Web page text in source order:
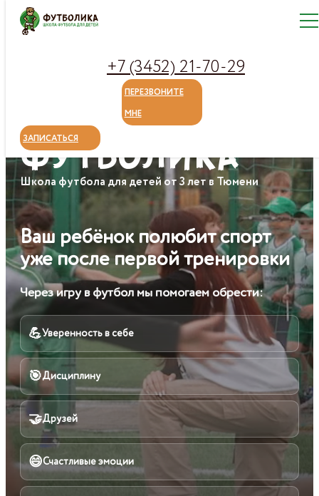
+7 (3452) 21-70-29
ПЕРЕЗВОНИТЕ
МНЕ
ЗАПИСАТЬСЯ
ФУТБОЛИКА
Школа футбола для детей от 3 лет в Тюмени
Ваш ребёнок полюбит спорт
уже после первой тренировки
Через игру в футбол мы помогаем обрести:
💪Уверенность в себе
🎯Дисциплину
🤝Друзей
😄Счастливые эмоции